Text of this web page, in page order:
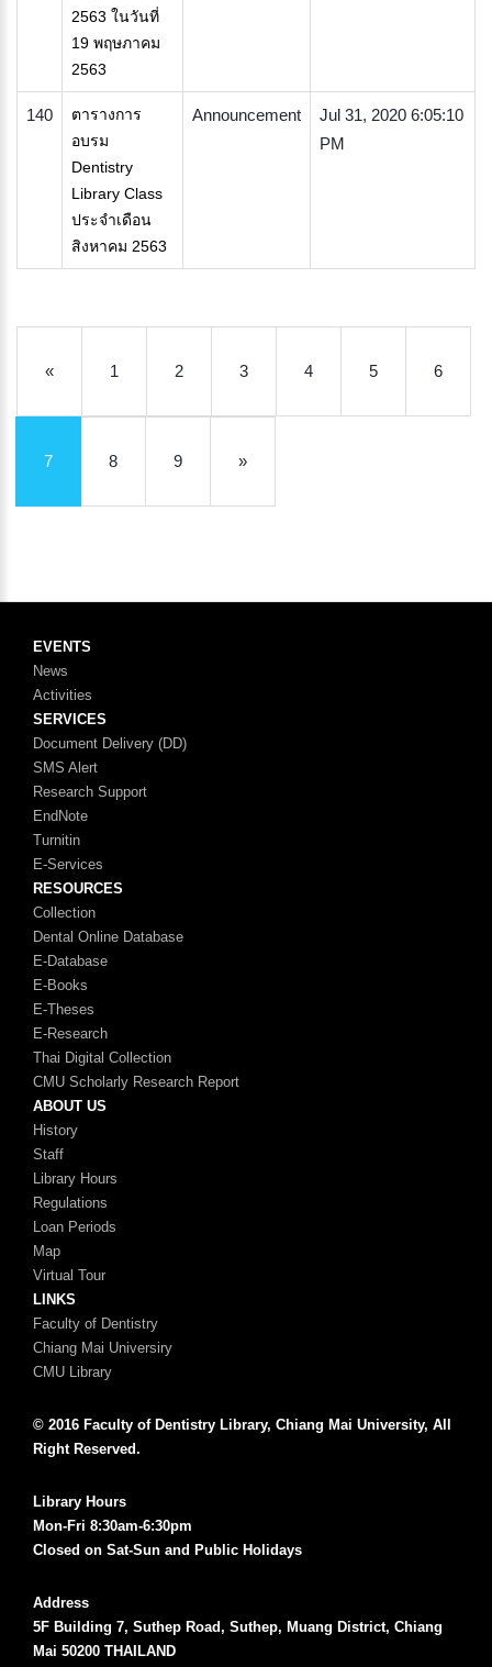
2563 ในวันที่
19 พฤษภาคม
2563
140
ตารางการ
อบรม
Dentistry
Library Class
ประจำเดือน
สิงหาคม 2563
Announcement
Jul 31, 2020 6:05:10
PM
« 1 2 3 4 5 6
7 8 9 »
EVENTS
News
Activities
SERVICES
Document Delivery (DD)
SMS Alert
Research Support
EndNote
Turnitin
E-Services
RESOURCES
Collection
Dental Online Database
E-Database
E-Books
E-Theses
E-Research
Thai Digital Collection
CMU Scholarly Research Report
ABOUT US
History
Staff
Library Hours
Regulations
Loan Periods
Map
Virtual Tour
LINKS
Faculty of Dentistry
Chiang Mai Universiry
CMU Library
© 2016 Faculty of Dentistry Library, Chiang Mai University, All
Right Reserved.
Library Hours
Mon-Fri 8:30am-6:30pm
Closed on Sat-Sun and Public Holidays
Address
5F Building 7, Suthep Road, Suthep, Muang District, Chiang
Mai 50200 THAILAND